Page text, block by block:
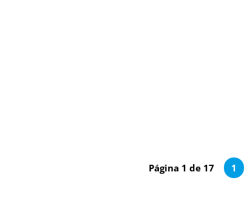
Página 1 de 17 1